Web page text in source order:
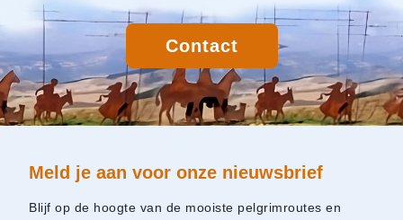
Contact
Meld je aan voor onze nieuwsbrief
Blijf op de hoogte van de mooiste pelgrimroutes en